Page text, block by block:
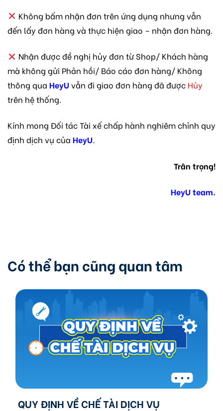
Không bấm nhận đơn trên ứng dụng nhưng vẫn
đến lấy đơn hàng và thực hiện giao – nhận đơn hàng.
Nhận được đề nghị hủy đơn từ Shop/ Khách hàng
mà không gửi Phản hồi/ Báo cáo đơn hàng/ Không
thông qua HeyU vẫn đi giao đơn hàng đã được Hủy
trên hệ thống.
Kính mong Đối tác Tài xế chấp hành nghiêm chỉnh quy
định dịch vụ của HeyU.
Trân trọng!
HeyU team.
Có thể bạn cũng quan tâm
QUY ĐỊNH VỀ CHẾ TÀI DỊCH VỤ